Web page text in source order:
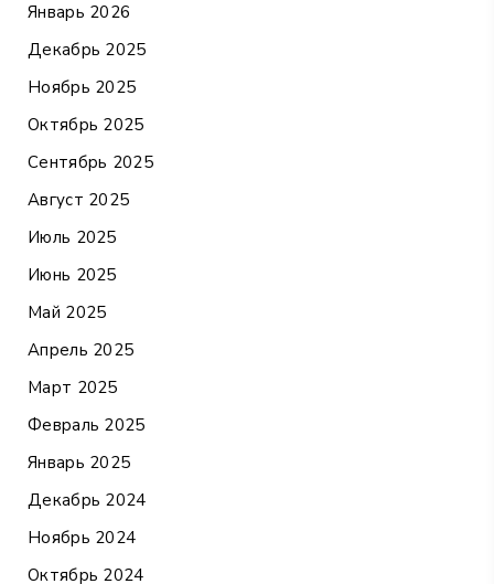
Январь 2026
Декабрь 2025
Ноябрь 2025
Октябрь 2025
Сентябрь 2025
Август 2025
Июль 2025
Июнь 2025
Май 2025
Апрель 2025
Март 2025
Февраль 2025
Январь 2025
Декабрь 2024
Ноябрь 2024
Октябрь 2024